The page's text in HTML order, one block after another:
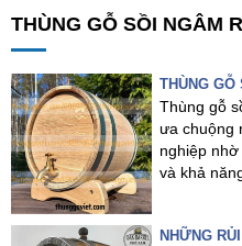
THÙNG GỖ SỒI NGÂM
THÙNG
Thùng gỗ
ưa chuộng
nghiệp
và khả
NHỮNG